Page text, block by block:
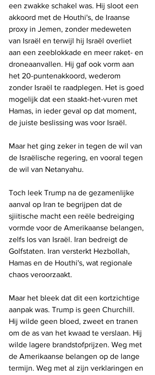
een zwakke schakel was. Hij sloot een
akkoord met de Houthi's, de Iraanse
proxy in Jemen, zonder medeweten
van Israël en terwijl hij Israël overliet
aan een zeeblokkade en meer raket- en
droneaanvallen. Hij gaf ook vorm aan
het 20-puntenakkoord, wederom
zonder Israël te raadplegen. Het is goed
mogelijk dat een staakt-het-vuren met
Hamas, in ieder geval op dat moment,
de juiste beslissing was voor Israël.
Maar het ging zeker in tegen de wil van
de Israëlische regering, en vooral tegen
de wil van Netanyahu.
Toch leek Trump na de gezamenlijke
aanval op Iran te begrijpen dat de
sjiitische macht een reële bedreiging
vormde voor de Amerikaanse belangen,
zelfs los van Israël. Iran bedreigt de
Golfstaten. Iran versterkt Hezbollah,
Hamas en de Houthi's, wat regionale
chaos veroorzaakt.
Maar het bleek dat dit een kortzichtige
aanpak was. Trump is geen Churchill.
Hij wilde geen bloed, zweet en tranen
om de as van het kwaad te verslaan. Hij
wilde lagere brandstofprijzen. Weg met
de Amerikaanse belangen op de lange
termijn. Weg met al zijn verklaringen en